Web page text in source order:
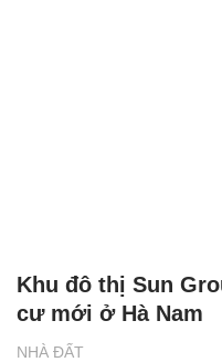
NHÀ ĐẤT
Khu đô thị Sun
cư mới ở Hà Nam